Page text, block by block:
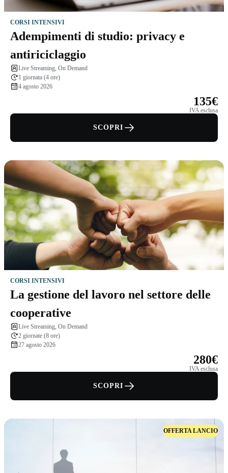
CORSI INTENSIVI
Adempimenti di studio: privacy e
antiriciclaggio
Live Streaming, On Demand
1 giornata (4 ore)
4 agosto 2026
135€
IVA esclusa
SCOPRI
CORSI INTENSIVI
La gestione del lavoro nel settore delle
cooperative
Live Streaming, On Demand
2 giornate (8 ore)
27 agosto 2026
280€
IVA esclusa
SCOPRI
OFFERTA LANCIO